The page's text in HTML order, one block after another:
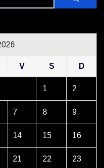
V S D
1 2
7 8 9
14 15 16
21 22 23